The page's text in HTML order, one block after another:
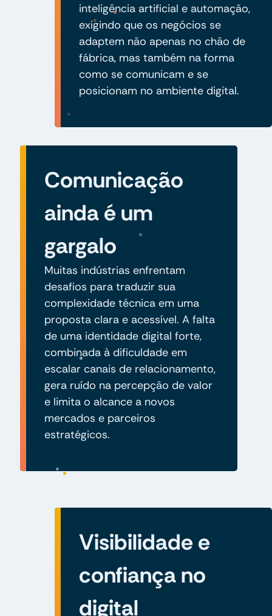
inteligência artificial e automação,
exigindo que os negócios se
adaptem não apenas no chão de
fábrica, mas também na forma
como se comunicam e se
posicionam no ambiente digital.
Comunicação
ainda é um
gargalo
Muitas indústrias enfrentam
desafios para traduzir sua
complexidade técnica em uma
proposta clara e acessível. A falta
de uma identidade digital forte,
combinada à dificuldade em
escalar canais de relacionamento,
gera ruído na percepção de valor
e limita o alcance a novos
mercados e parceiros
estratégicos.
Visibilidade e
confiança no
digital